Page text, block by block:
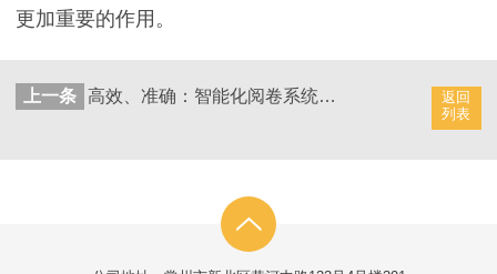
更加重要的作用。
返回
列表
上一条 高效、准确：智能化阅卷系统如何优化教育评估？